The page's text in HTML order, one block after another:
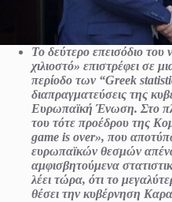
Το δεύτερο επεισόδιο
χιλιοστό» επιστρέφει σε
περίοδο των “Greek
διαπραγματεύσεις της
Ευρωπαϊκή Ένωση. Στο
του τότε προέδρου της
game is over», που
ευρωπαϊκών θεσμών
αμφισβητούμενα
λέει τώρα, ότι το
θέσει την κυβέρνηση